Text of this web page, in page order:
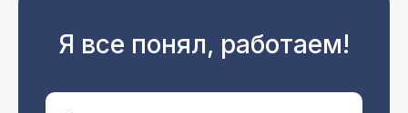
Я все понял, работаем!